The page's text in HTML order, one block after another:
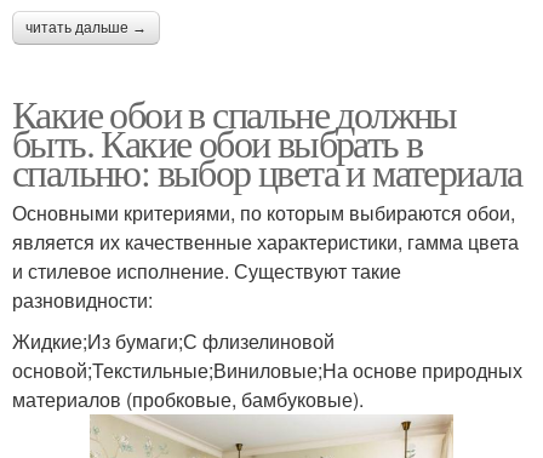
читать дальше →
Какие обои в спальне должны
быть. Какие обои выбрать в
спальню: выбор цвета и материала
Основными критериями, по которым выбираются обои,
является их качественные характеристики, гамма цвета
и стилевое исполнение. Существуют такие
разновидности:
Жидкие;Из бумаги;С флизелиновой
основой;Текстильные;Виниловые;На основе природных
материалов (пробковые, бамбуковые).